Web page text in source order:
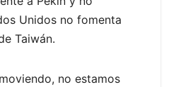
Unidos no fomenta
Taiwán.
no estamos